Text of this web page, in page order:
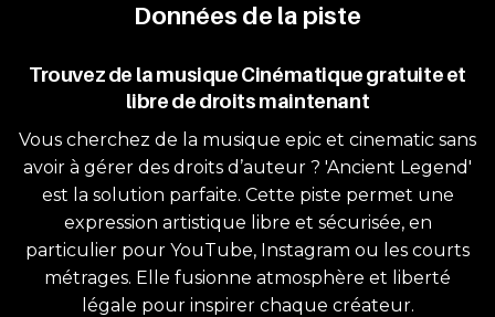
Données de la piste
Trouvez de la musique Cinématique gratuite et
libre de droits maintenant
Vous cherchez de la musique epic et cinematic sans
avoir à gérer des droits d’auteur ? 'Ancient Legend'
est la solution parfaite. Cette piste permet une
expression artistique libre et sécurisée, en
particulier pour YouTube, Instagram ou les courts
métrages. Elle fusionne atmosphère et liberté
légale pour inspirer chaque créateur.